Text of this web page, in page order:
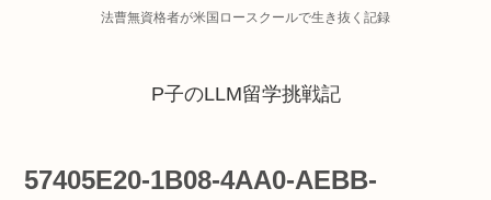
法曹無資格者が米国ロースクールで生き抜く記録
P子のLLM留学挑戦記
57405E20-1B08-4AA0-AEBB-